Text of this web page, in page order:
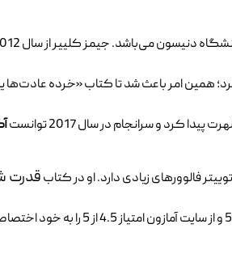
همین امر باعث شد تا کتاب «خرده
فالوورهای زیادی دارد. او در کتابقدرت